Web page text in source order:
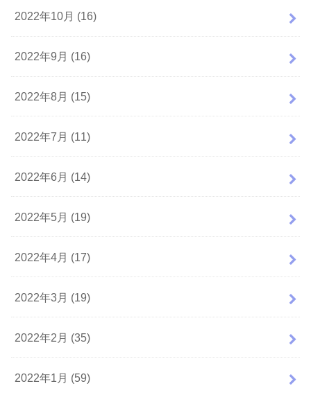
2022年10月 (16)
2022年9月 (16)
2022年8月 (15)
2022年7月 (11)
2022年6月 (14)
2022年5月 (19)
2022年4月 (17)
2022年3月 (19)
2022年2月 (35)
2022年1月 (59)